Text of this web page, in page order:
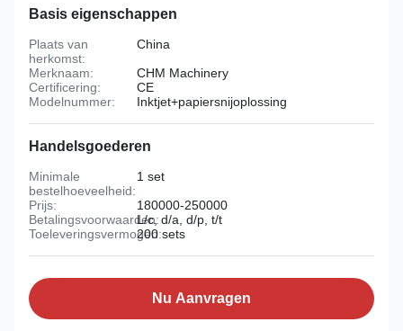
Basis eigenschappen
Plaats van
herkomst:
China
Merknaam:
CHM Machinery
Certificering:
CE
Modelnummer:
Inktjet+papiersnijoplossing
Handelsgoederen
Minimale
bestelhoeveelheid:
1 set
Prijs:
180000-250000
Betalingsvoorwaarden:L/c, d/a, d/p, t/t
Toeleveringsvermogen:200 sets
Nu Aanvragen